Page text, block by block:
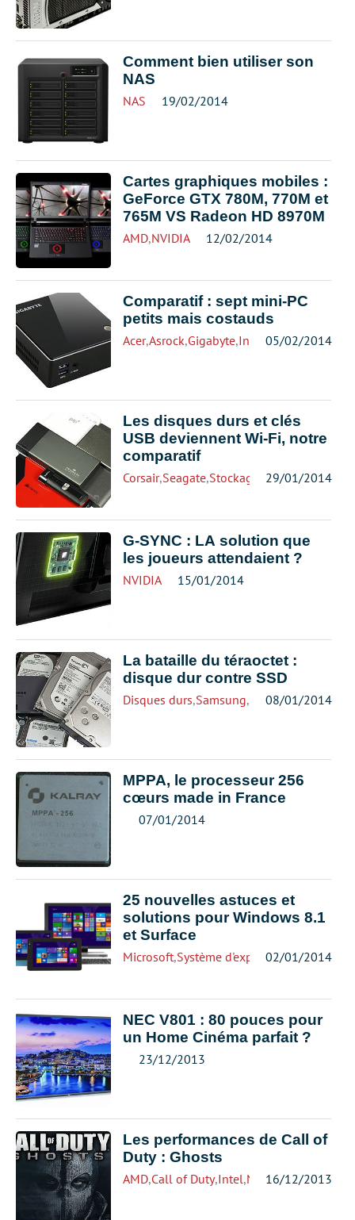
Comment bien utiliser son
NAS
NAS 19/02/2014
Cartes graphiques mobiles :
GeForce GTX 780M, 770M et
765M VS Radeon HD 8970M
AMD,NVIDIA 12/02/2014
Comparatif : sept mini-PC
petits mais costauds
Acer,Asrock,Gigabyte,Intel ,Zotac
05/02/2014
Les disques durs et clés
USB deviennent Wi-Fi, notre
comparatif
Corsair,Seagate,Stockage 29/01/2014
G-SYNC : LA solution que
les joueurs attendaient ?
NVIDIA 15/01/2014
La bataille du téraoctet :
disque dur contre SSD
Disques durs,Samsung, Seagate,Stockage
08/01/2014
MPPA, le processeur 256
cœurs made in France
07/01/2014
25 nouvelles astuces et
solutions pour Windows 8.1
et Surface
Microsoft,Système d'exploitation02/01/2014
NEC V801 : 80 pouces pour
un Home Cinéma parfait ?
23/12/2013
Les performances de Call of
Duty : Ghosts
AMD,Call of Duty,Intel,NVIDIA16/12/2013